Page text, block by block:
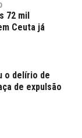
72 mil
Ceuta já
o delírio de
de expulsão